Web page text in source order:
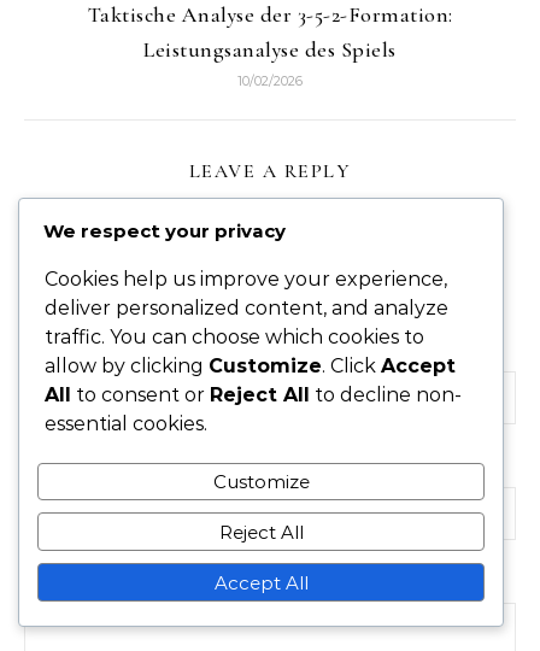
Taktische Analyse der 3-5-2-Formation:
Leistungsanalyse des Spiels
10/02/2026
LEAVE A REPLY
Your email address will not be published. Required
fields are marked*
Name
Email*
We respect your privacy
Cookies help us improve your experience,
deliver personalized content, and analyze
traffic. You can choose which cookies to
allow by clicking Customize. Click Accept
All to consent or Reject All to decline non-
essential cookies.
Customize
Reject All
Accept All